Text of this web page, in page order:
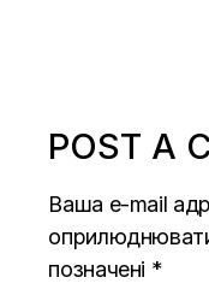
POST A
Ваша e-mail
позначені *